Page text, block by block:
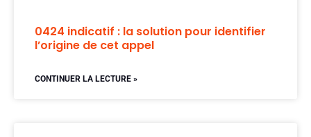
0424 indicatif : la solution pour identifier
l’origine de cet appel
CONTINUER LA LECTURE »